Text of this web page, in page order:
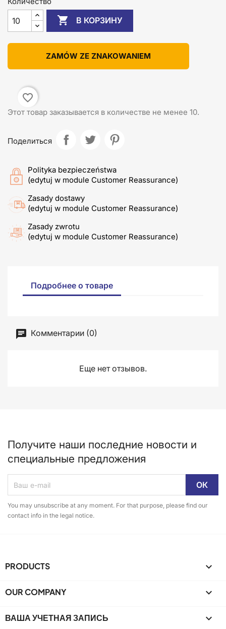
 В КОРЗИНУ
ZAMÓW ZE ZNAKOWANIEM
favorite_border
Этот товар заказывается в количестве не менее 10.
Поделиться
Polityka bezpieczeństwa
(edytuj w module Customer Reassurance)
Zasady dostawy
(edytuj w module Customer Reassurance)
Zasady zwrotu
(edytuj w module Customer Reassurance)
Подробнее о товаре
Комментарии (0)
Еще нет отзывов.
Получите наши последние новости и
специальные предложения
You may unsubscribe at any moment. For that purpose, please find our
contact info in the legal notice.
PRODUCTS 
OUR COMPANY 
ВАША УЧЕТНАЯ ЗАПИСЬ 